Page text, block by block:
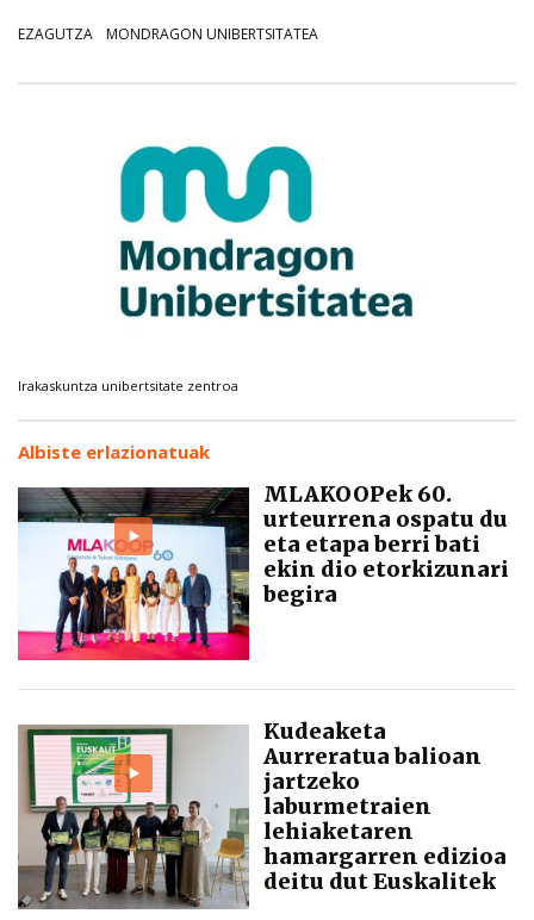
EZAGUTZA MONDRAGON UNIBERTSITATEA
Irakaskuntza unibertsitate zentroa
Albiste erlazionatuak
MLAKOOPek 60.
urteurrena ospatu du
eta etapa berri bati
ekin dio etorkizunari
begira
Kudeaketa
Aurreratua balioan
jartzeko
laburmetraien
lehiaketaren
hamargarren edizioa
deitu dut Euskalitek